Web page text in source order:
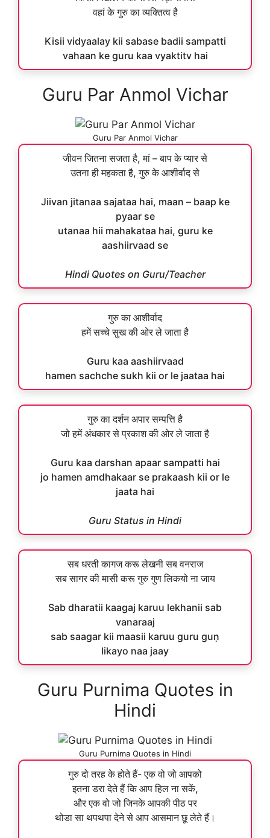
वहां के गुरु का व्यक्तित्व है
Kisii vidyaalay kii sabase badii sampatti
vahaan ke guru kaa vyaktitv hai
Guru Par Anmol Vichar
Guru Par Anmol Vichar
जीवन जितना सजता है, मां – बाप के प्यार से
उतना ही महकता है, गुरु के आशीर्वाद से
Jiivan jitanaa sajataa hai, maan – baap ke
pyaar se
utanaa hii mahakataa hai, guru ke
aashiirvaad se
Hindi Quotes on Guru/Teacher
गुरु का आशीर्वाद
हमें सच्चे सुख की ओर ले जाता है
Guru kaa aashiirvaad
hamen sachche sukh kii or le jaataa hai
गुरु का दर्शन अपार सम्पत्ति है
जो हमें अंधकार से प्रकाश की ओर ले जाता है
Guru kaa darshan apaar sampatti hai
jo hamen amdhakaar se prakaash kii or le
jaata hai
Guru Status in Hindi
सब धरती कागज करू लेखनी सब वनराज
सब सागर की मासी करू गुरु गुण लिकयो ना जाय
Sab dharatii kaagaj karuu lekhanii sab
vanaraaj
sab saagar kii maasii karuu guru guṇ
likayo naa jaay
Guru Purnima Quotes in
Hindi
Guru Purnima Quotes in Hindi
गुरु दो तरह के होते हैं- एक वो जो आपको
इतना डरा देते हैं कि आप हिल ना सकें,
और एक वो जो जिनके आपकी पीठ पर
थोडा सा थपथपा देने से आप आसमान छू लेते हैं।